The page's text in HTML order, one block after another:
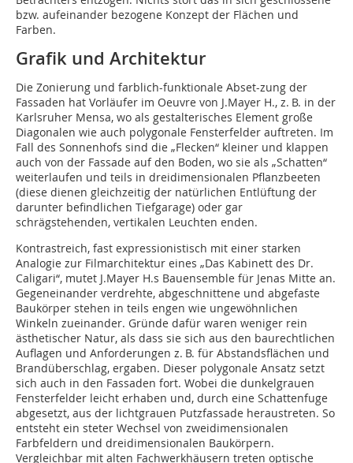
bzw. aufeinander bezogene Konzept der Flächen und
Farben.
Grafik und Architektur
Die Zonierung und farblich-funktionale Abset-zung der
Fassaden hat Vorläufer im Oeuvre von J.Mayer H., z. B. in der
Karlsruher Mensa, wo als gestalterisches Element große
Diagonalen wie auch polygonale Fensterfelder auftreten. Im
Fall des Sonnenhofs sind die „Flecken“ kleiner und klappen
auch von der Fassade auf den Boden, wo sie als „Schatten“
weiterlaufen und teils in dreidimensionalen Pflanzbeeten
(diese dienen gleichzeitig der natürlichen Entlüftung der
darunter befindlichen Tiefgarage) oder gar
schrägstehenden, vertikalen Leuchten enden.
Kontrastreich, fast expressionistisch mit einer starken
Analogie zur Filmarchitektur eines „Das Kabinett des Dr.
Caligari“, mutet J.Mayer H.s Bauensemble für Jenas Mitte an.
Gegeneinander verdrehte, abgeschnittene und abgefaste
Baukörper stehen in teils engen wie ungewöhnlichen
Winkeln zueinander. Gründe dafür waren weniger rein
ästhetischer Natur, als dass sie sich aus den baurechtlichen
Auflagen und Anforderungen z. B. für Abstandsflächen und
Brandüberschlag, ergaben. Dieser polygonale Ansatz setzt
sich auch in den Fassaden fort. Wobei die dunkelgrauen
Fensterfelder leicht erhaben und, durch eine Schattenfuge
abgesetzt, aus der lichtgrauen Putzfassade heraustreten. So
entsteht ein steter Wechsel von zweidimensionalen
Farbfeldern und dreidimensionalen Baukörpern.
Vergleichbar mit alten Fachwerkhäusern treten optische